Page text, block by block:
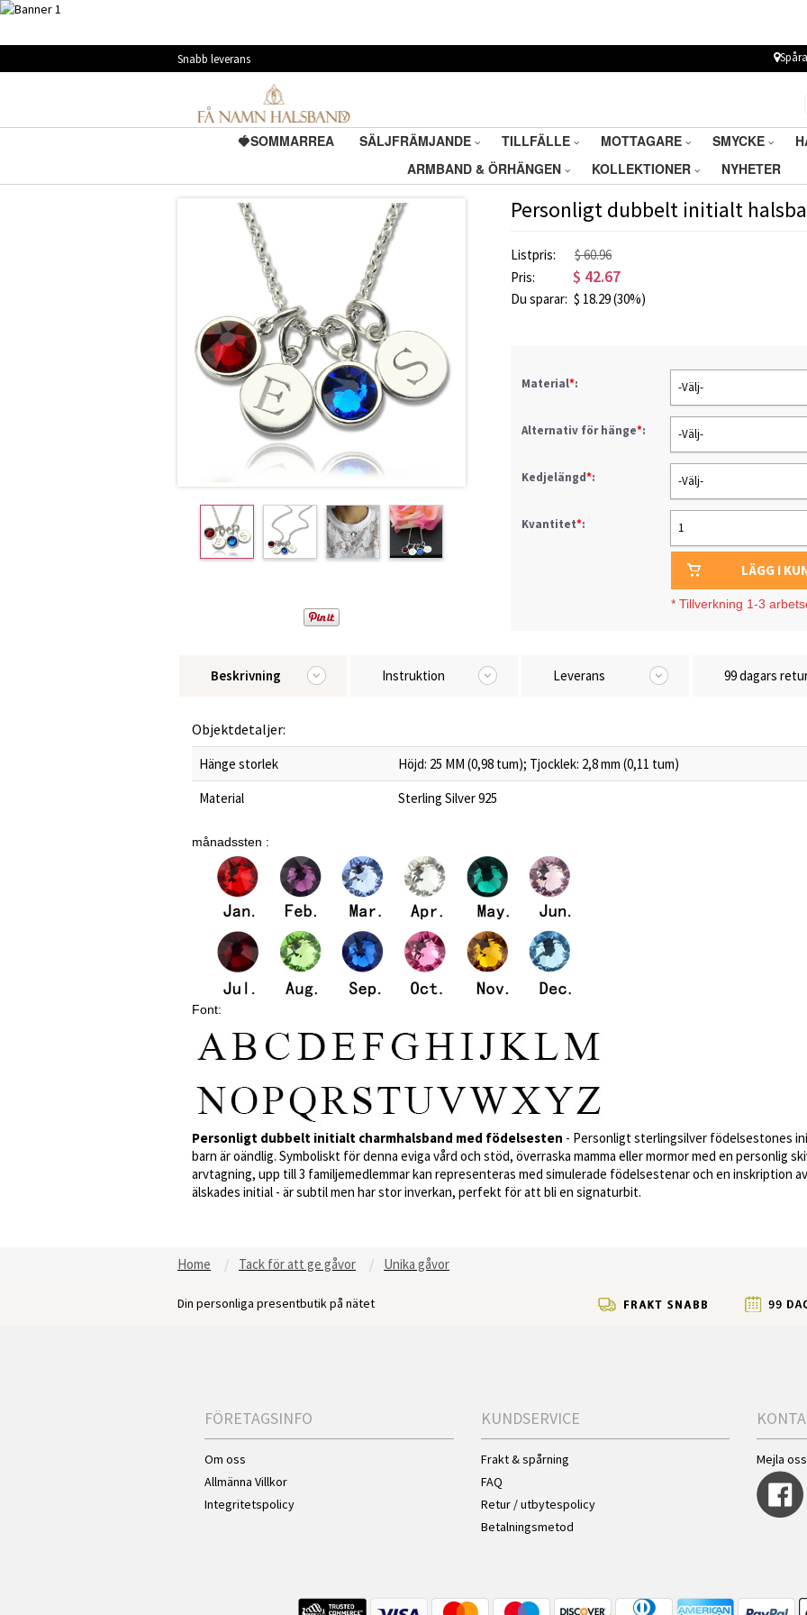
Snabb leverans
🍓SOMMARREA SÄLJFRÄMJANDE TILLFÄLLE MOTTAGARE SMYCKE
ARMBAND & ÖRHÄNGEN
KOLLEKTIONER NYHETER
Personligt dubbelt initialt
Listpris:
$ 60.96
Pris:
$ 42.67
Du sparar: $ 18.29(30%)
Material*: -Välj-
Alternativ för hänge*: -Välj-
Kedjelängd*: -Välj-
Kvantitet*: 1
LÄGG I
* Tillverkning 1-3
Beskrivning Instruktion Leverans 99 dagars
Objektdetaljer:
Hänge storlek
Höjd: 25 MM (0,98 tum); Tjocklek: 2,8 mm (0,11 tum)
Material
Sterling Silver 925
månadssten :
Font:
Personligt dubbelt initialt charmhalsband med födelsesten - Personligt sterlingsilver födelsestones
barn är oändlig. Symboliskt för denna eviga vård och stöd, överraska mamma eller mormor med en personlig
arvtagning, upp till 3 familjemedlemmar kan representeras med simulerade födelsestenar och en inskription
älskades initial - är subtil men har stor inverkan, perfekt för att bli en signaturbit.
Home Tack för att ge gåvor Unika gåvor
Din personliga presentbutik på nätet
FÖRETAGSINFO
Om oss
Allmänna Villkor
Integritetspolicy
KUNDSERVICE
Frakt & spårning
FAQ
Retur / utbytespolicy
Betalningsmetod
Mejla oss